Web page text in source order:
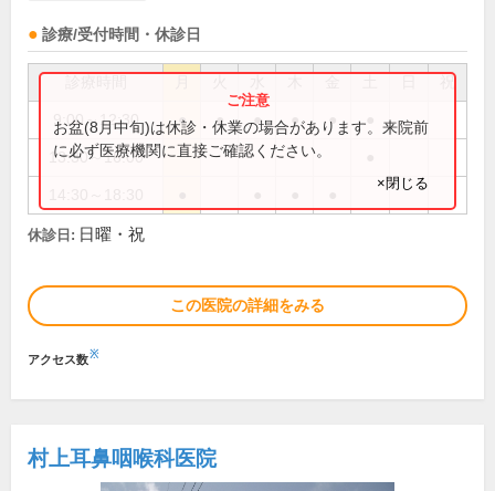
診療/受付時間・休診日
祝
9:00～12:30 ● ● ● ● ●
13:30～16:00
お盆(8月中旬)は休診・休業の場合があります。来院前
に必ず医療機関に直接ご確認ください。
×閉じる
休診日: 日曜・祝
この医院の詳細をみる
アクセス数※
村上耳鼻咽喉科医院